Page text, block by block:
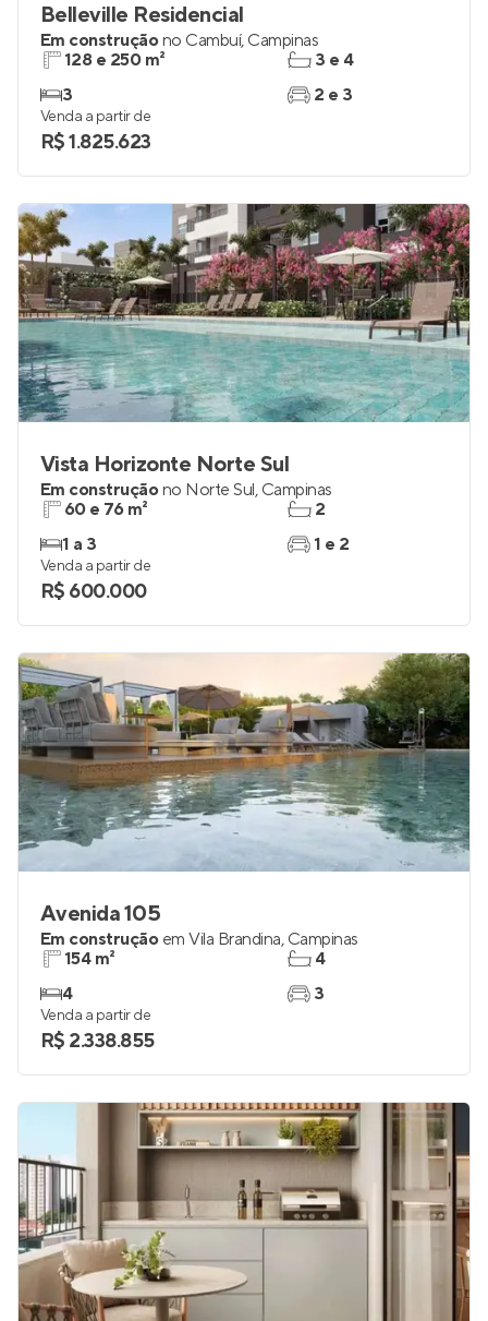
Belleville Residencial
Em construçãono Cambuí, Campinas
128 e 250 m²
3
3 e 4
2 e 3
Venda a partir de
R$ 1.825.623
Vista Horizonte Norte Sul
Em construçãono Norte Sul, Campinas
60 e 76 m²
1 a 3
2
1 e 2
Venda a partir de
R$ 600.000
Avenida 105
Em construção em Vila Brandina, Campinas
154 m²
4
4
3
Venda a partir de
R$ 2.338.855